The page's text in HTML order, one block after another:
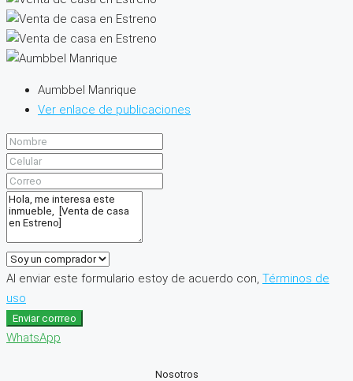
Aumbbel Manrique
Ver enlace de publicaciones
Al enviar este formulario estoy de acuerdo con, Términos de
uso
Enviar corrreo
WhatsApp
Nosotros